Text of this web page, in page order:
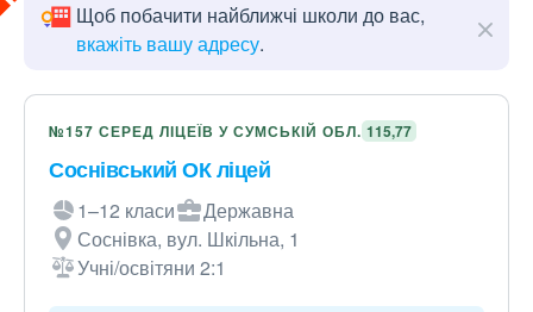
Щоб побачити найближчі школи до вас,
вкажіть вашу адресу.
№157 СЕРЕД ЛІЦЕЇВ У СУМСЬКІЙ ОБЛ. 115,77
Соснівський ОК ліцей
1–12 класи
Державна
Соснівка, вул. Шкільна, 1
Учні/освітяни 2:1